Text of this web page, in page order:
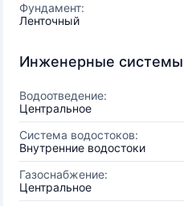
Фундамент:
Ленточный
Инженерные системы
Водоотведение:
Центральное
Система водостоков:
Внутренние водостоки
Газоснабжение:
Центральное